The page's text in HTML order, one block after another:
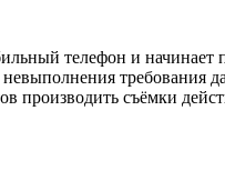
телефон и начинает
требования
съёмки